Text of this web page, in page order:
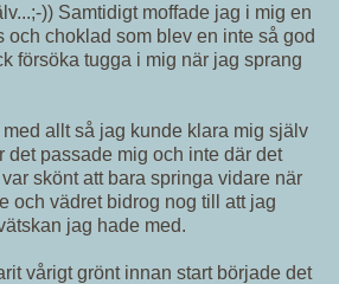
)) Samtidigt moffade jag i mig en
och choklad som blev en inte så god
försöka tugga i mig när jag sprang
allt så jag kunde klara mig själv
det passade mig och inte där det
skönt att bara springa vidare när
och vädret bidrog nog till att jag
jag hade med.
vårigt grönt innan start började det